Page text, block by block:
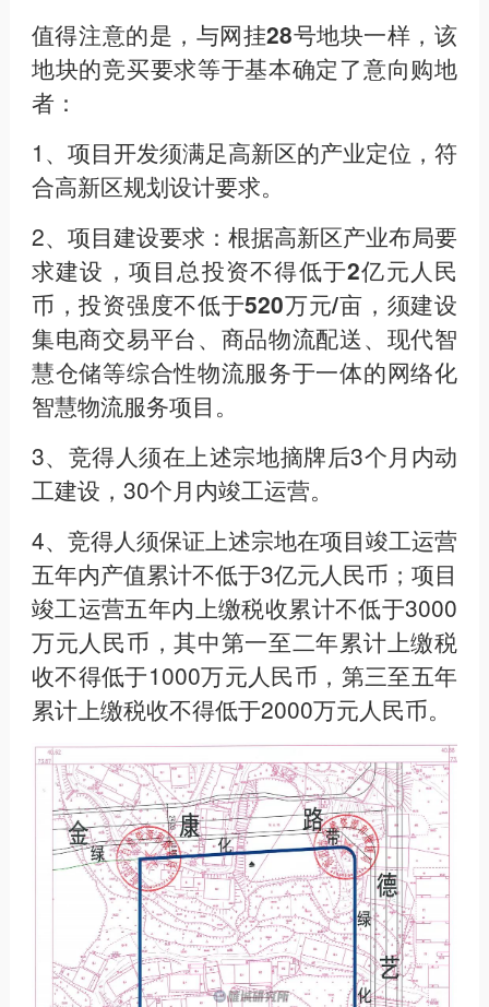
值得注意的是，与网挂28号地块一样，该
地块的竞买要求等于基本确定了意向购地
者：
1、项目开发须满足高新区的产业定位，符
合高新区规划设计要求。
2、 项目建设要求：根据高新区产业布局要
求建设，项目总投资不得低于2亿元人民
币，投资强度不低于520万元/亩，须建设
集电商交易平台、商品物流配送、现代智
慧仓储等综合性物流服务于一体的网络化
智慧物流服务项目。
3、竞得人须在上述宗地摘牌后3个月内动
工建设，30个月内竣工运营。
4、竞得人须保证上述宗地在项目竣工运营
五年内产值累计不低于3亿元人民币；项目
竣工运营五年内上缴税收累计不低于3000
万元人民币，其中第一至二年累计上缴税
收不得低于1000万元人民币，第三至五年
累计上缴税收不得低于2000万元人民币。